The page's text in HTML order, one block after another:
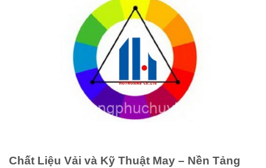
Chất Liệu Vải và Kỹ Thuật May – Nền Tảng